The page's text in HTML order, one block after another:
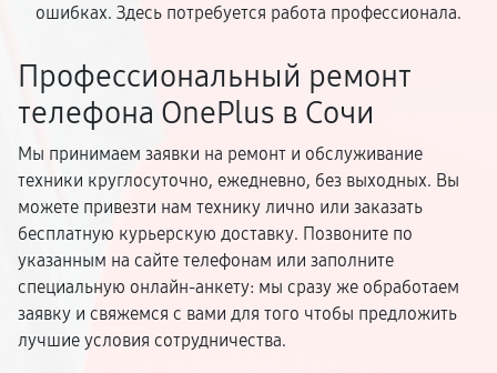
ошибках. Здесь потребуется работа профессионала.
Профессиональный ремонт
телефона OnePlus в Сочи
Мы принимаем заявки на ремонт и обслуживание
техники круглосуточно, ежедневно, без выходных. Вы
можете привезти нам технику лично или заказать
бесплатную курьерскую доставку. Позвоните по
указанным на сайте телефонам или заполните
специальную онлайн-анкету: мы сразу же обработаем
заявку и свяжемся с вами для того чтобы предложить
лучшие условия сотрудничества.